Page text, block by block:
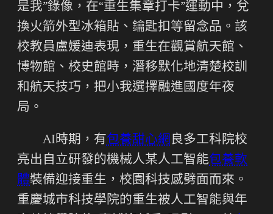
是我”錄像，在“重生集章打卡”運動中，兌
換火箭外型冰箱貼、鑰匙扣等留念品。該
校教員盧媛迪表現，重生在觀賞航天館、
博物館、校史館時，潛移默化地清楚校訓
和航天技巧，把小我選擇融進國度年夜
局。
AI時期，有 包養甜心網良多工科院校
亮出自立研發的機械人某人工智能包養軟
體裝備迎接重生，校園科技感劈面而來。
重慶城市科技學院的重生被人工智能與年